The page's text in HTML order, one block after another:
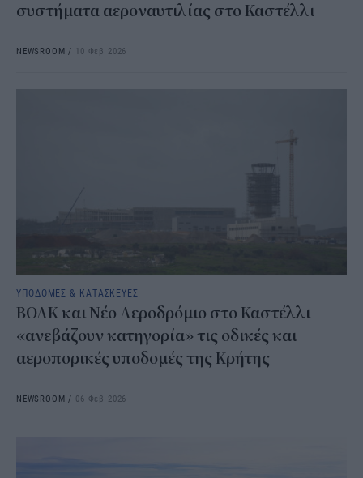
συστήματα αεροναυτιλίας στο Καστέλλι
NEWSROOM / 10 Φεβ 2026
ΥΠΟΔΟΜΕΣ & ΚΑΤΑΣΚΕΥΕΣ
ΒΟΑΚ και Νέο Αεροδρόμιο στο Καστέλλι
«ανεβάζουν κατηγορία» τις οδικές και
αεροπορικές υποδομές της Κρήτης
NEWSROOM / 06 Φεβ 2026